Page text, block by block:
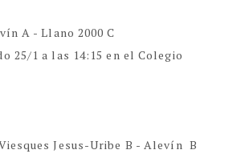
A - Llano 2000 C
25/1 a las 14:15 en el Colegio
Jesus-Uribe B - Alevín B